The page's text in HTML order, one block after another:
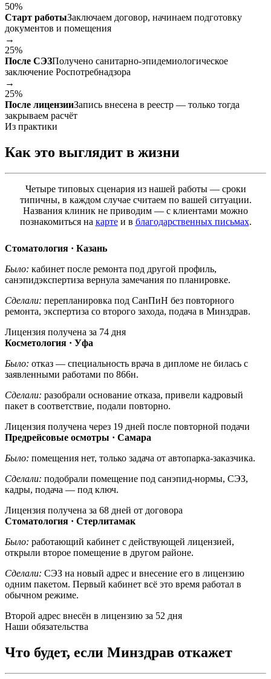
50%
Старт работыЗаключаем договор, начинаем подготовку
документов и помещения
→
25%
После СЭЗПолучено санитарно-эпидемиологическое
заключение Роспотребнадзора
→
25%
После лицензииЗапись внесена в реестр — только тогда
закрываем расчёт
Из практики
Как это выглядит в жизни
Четыре типовых сценария из нашей работы — сроки
типичны, в каждом случае считаем по вашей ситуации.
Названия клиник не приводим — с клиентами можно
познакомиться на картеи в благодарственных письмах.
Стоматология · Казань
Было: кабинет после ремонта под другой профиль,
санэпидэкспертиза вернула замечания по планировке.
Сделали: перепланировка под СанПиН без повторного
ремонта, экспертиза со второго захода, подача в Минздрав.
Лицензия получена за 74 дня
Косметология · Уфа
Было: отказ — специальность врача в дипломе не билась с
заявленными работами по 866н.
Сделали: разобрали основание отказа, привели кадровый
пакет в соответствие, подали повторно.
Лицензия получена через 19 дней после повторной подачи
Предрейсовые осмотры · Самара
Было: помещения нет, только задача от автопарка-заказчика.
Сделали: подобрали помещение под санэпид-нормы, СЭЗ,
кадры, подача — под ключ.
Лицензия получена за 68 дней от договора
Стоматология · Стерлитамак
Было: работающий кабинет с действующей лицензией,
открыли второе помещение в другом районе.
Сделали: СЭЗ на новый адрес и внесение его в лицензию
одним пакетом. Первый кабинет всё это время работал в
обычном режиме.
Второй адрес внесён в лицензию за 52 дня
Наши обязательства
Что будет, если Минздрав откажет